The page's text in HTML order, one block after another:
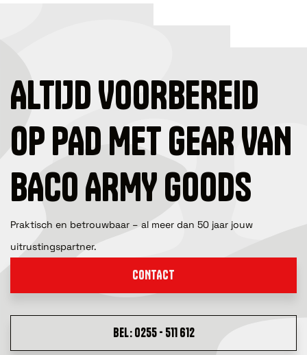
ALTIJD VOORBEREID
OP PAD MET GEAR VAN
BACO ARMY GOODS
Praktisch en betrouwbaar – al meer dan 50 jaar jouw
uitrustingspartner.
CONTACT
BEL: 0255 - 511 612